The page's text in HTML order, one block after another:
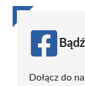
Dołącz do